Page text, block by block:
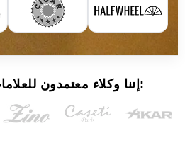
إننا وكلاء معتمدون للعلامات التجارية التالية: